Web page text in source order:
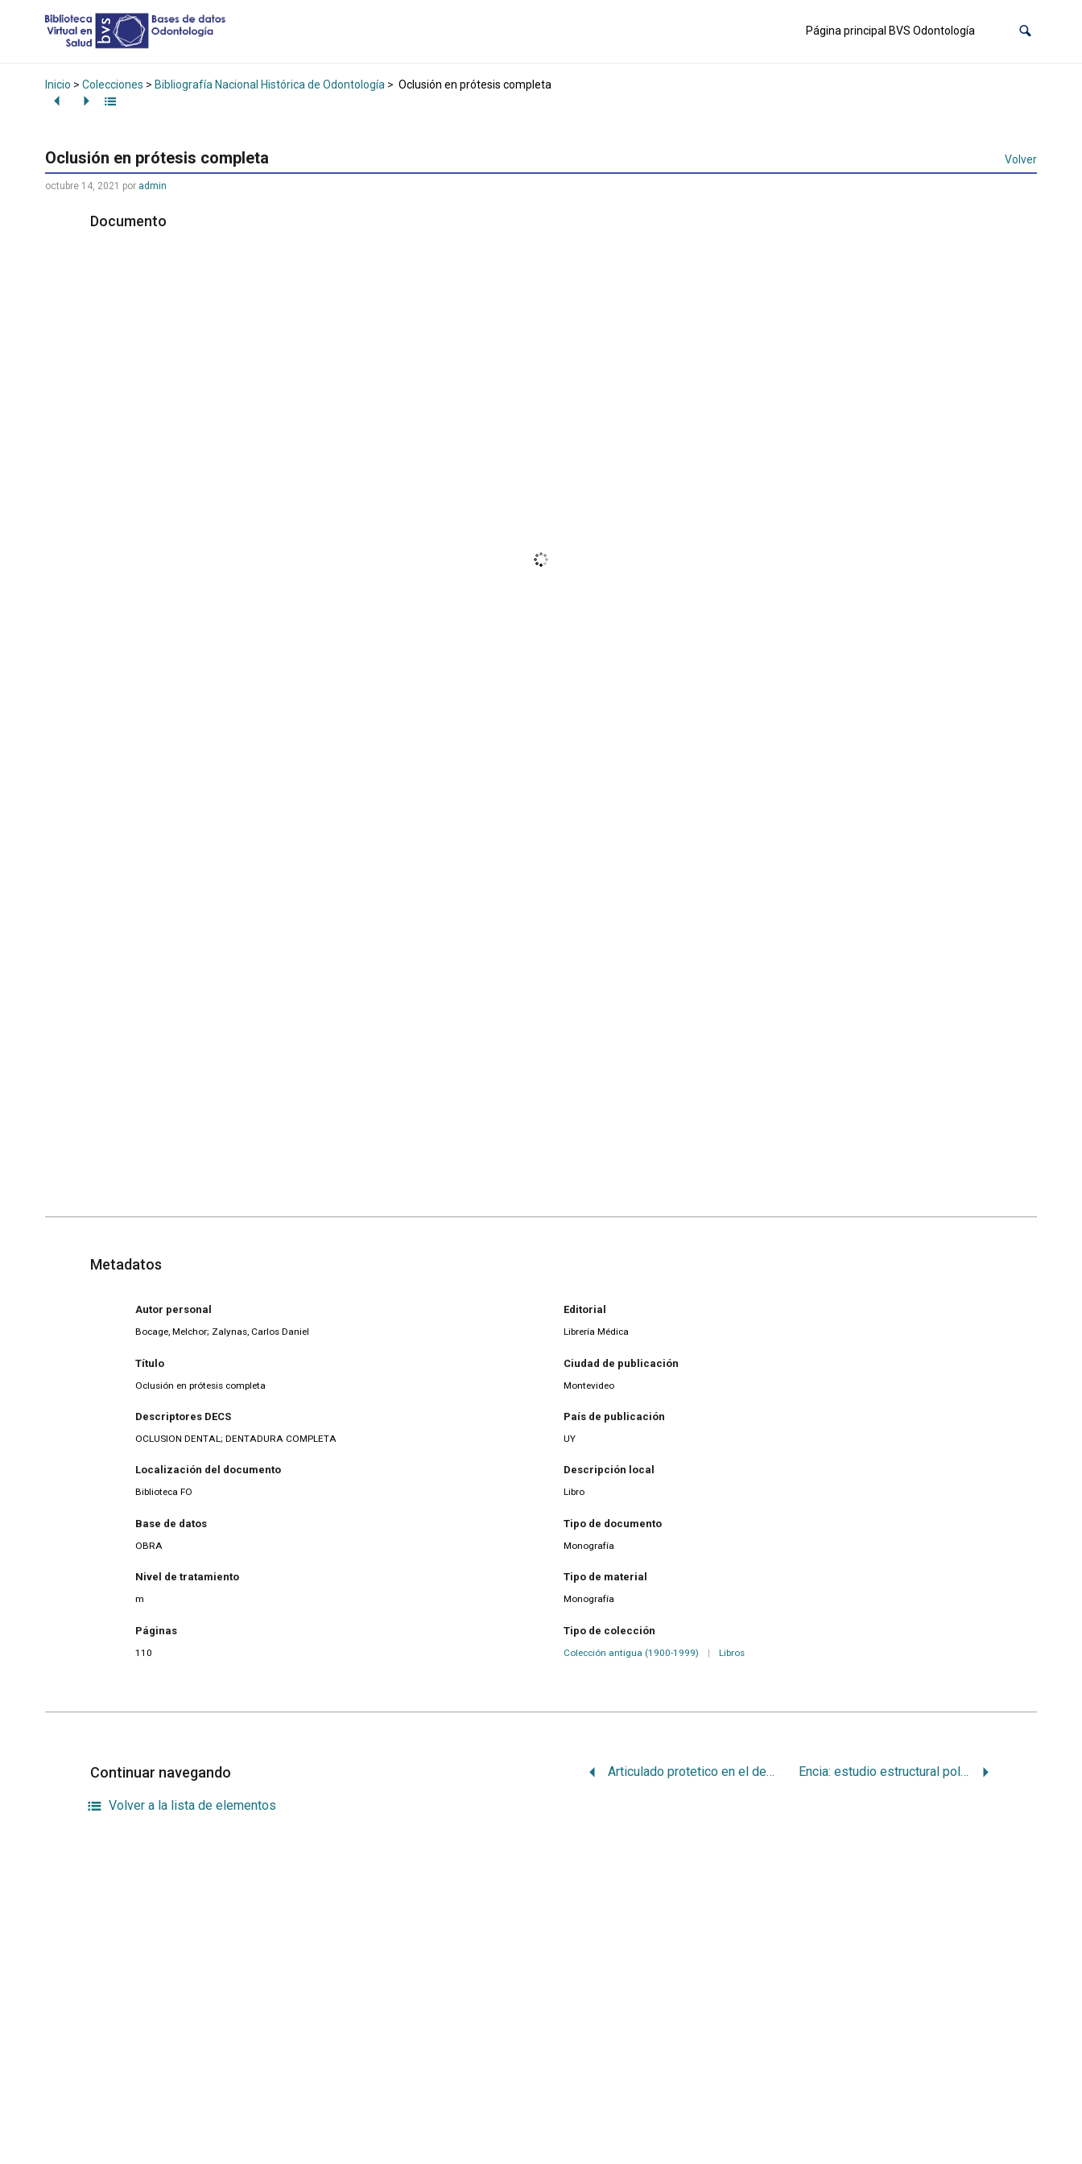
Página principal BVS Odontología
Inicio > Colecciones > Bibliografía Nacional Histórica de Odontología > Oclusión en prótesis completa
Oclusión en prótesis completa Volver
octubre 14, 2021 por admin
Documento
Metadatos
Autor personal
Bocage, Melchor; Zalynas, Carlos Daniel
Título
Oclusión en prótesis completa
Descriptores DECS
OCLUSION DENTAL; DENTADURA COMPLETA
Localización del documento
Biblioteca FO
Base de datos
OBRA
Nivel de tratamiento
m
Páginas
110
Editorial
Librería Médica
Ciudad de publicación
Montevideo
País de publicación
UY
Descripción local
Libro
Tipo de documento
Monografía
Tipo de material
Monografía
Tipo de colección
Colección antigua (1900-1999) | Libros
Continuar navegando Articulado protetico en el desdentado total: técnicas para su obtención Encia: estudio estructural polarizado a la infancia
Volver a la lista de elementos